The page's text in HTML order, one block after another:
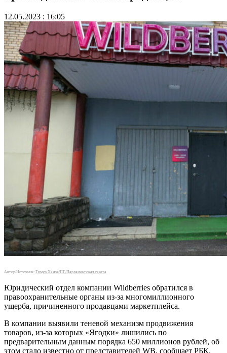
12.05.2023 : 16:05
Автор/Источник: Тимур Ханов/ПГ/Парламентская газета
Юридический отдел компании Wildberries обратился в
правоохранительные органы из-за многомиллионного
ущерба, причиненного продавцами маркетплейса.
В компании выявили теневой механизм продвижения
товаров, из-за которых «Ягодки» лишились по
предварительным данным порядка 650 миллионов рублей, об
этом стало известно от представителей WB, сообщает РБК.